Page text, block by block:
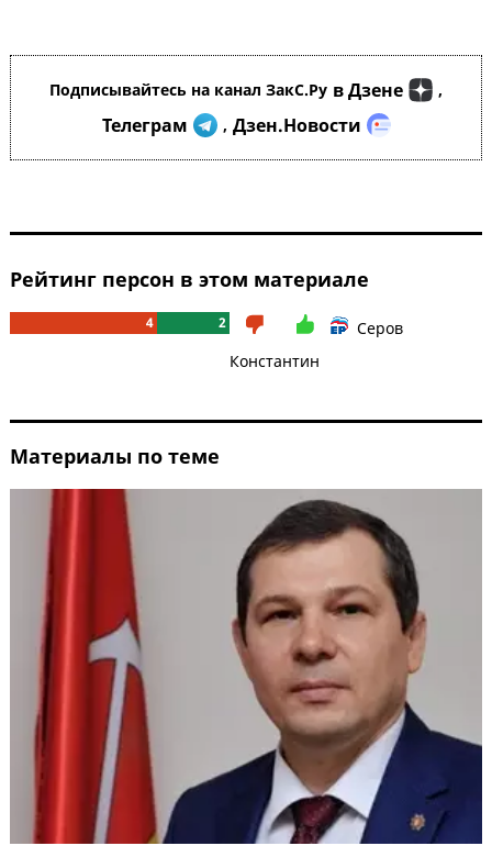
Подписывайтесь на канал ЗакС.Ру в Дзене ,
Телеграм , Дзен.Новости
Рейтинг персон в этом материале
4 2
Серов
Константин
Материалы по теме